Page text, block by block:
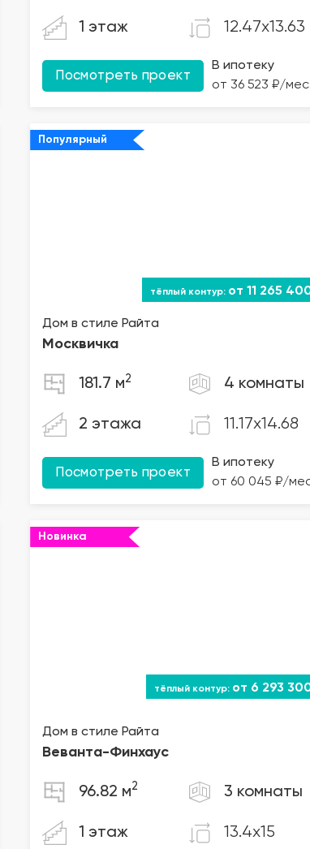
1 этаж 12.47x13.63
Посмотреть проект
В ипотеку
от 36 523 ₽/
Популярный
от 11 265
Дом в стиле Райта
Москвичка
181.7 м2 4 комнаты
2 этажа 11.17x14.68
Посмотреть проект
В ипотеку
от 60 045 ₽/
Новинка
от 6 293
Дом в стиле Райта
Веванта-Финхаус
96.82 м2 3 комнаты
1 этаж 13.4x15